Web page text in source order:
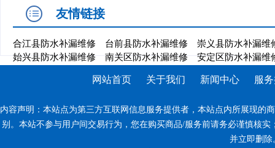
友情链接
合江县防水补漏维修 台前县防水补漏维修
崇义县防水补漏维
始兴县防水补漏维修
南关区防水补漏维修 安定区防水补漏维
网站首页 关于我们 新闻中心 服
内容声明：本站点为第三方互联网信息服务提供者，本站点内所展现的
别。本站不参与用户间交易行为，您在购买商品/服务前请务必谨慎核
并立即删除